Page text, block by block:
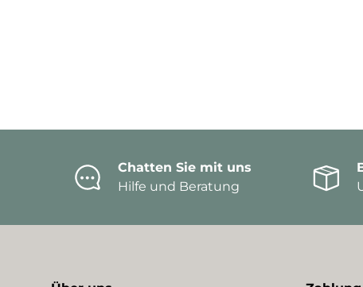
Chatten Sie mit uns
Hilfe und Beratung